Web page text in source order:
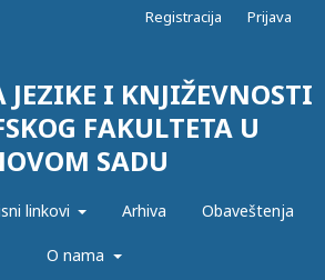
I KNJIŽEVNOSTI
FAKULTETA U
SADU
linkovi Arhiva Obaveštenja
O nama
Registracija Prijava